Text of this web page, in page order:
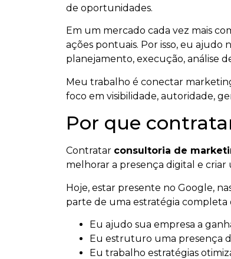
de oportunidades.
Em um mercado cada vez mais
ações pontuais. Por isso, eu ajudo
planejamento, execução, análise
Meu trabalho é conectar
foco em visibilidade, autoridade,
Por que
Contratar consultoria de
melhorar a presença digital e criar
Hoje, estar presente no Google,
parte de uma estratégia completa
Eu ajudo sua empresa a
Eu estruturo uma presença
Eu trabalho estratégias